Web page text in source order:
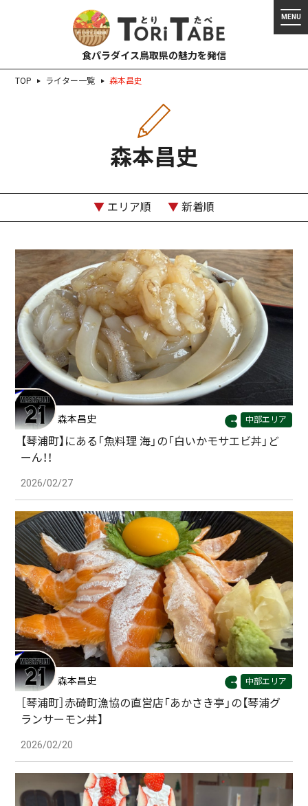
食パラダイス鳥取県の魅力を発信
TOP ライター一覧 森本昌史
森本昌史
▼ エリア順 ▼ 新着順
森本昌史 中部エリア
【琴浦町】にある「魚料理 海」の「白いかモサエビ丼」ど
ーん！！
2026/02/27
森本昌史 中部エリア
［琴浦町］赤碕町漁協の直営店「あかさき亭」の【琴浦グ
ランサーモン丼】
2026/02/20